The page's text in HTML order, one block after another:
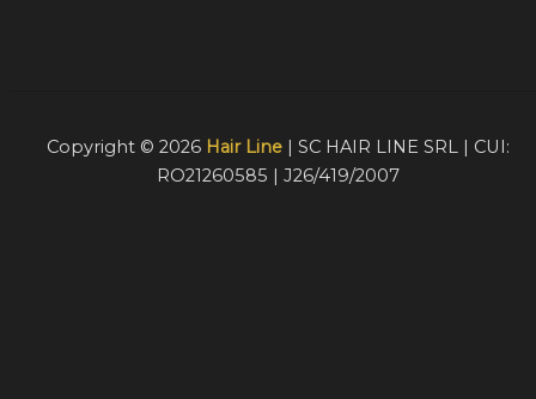
Copyright © 2026 Hair Line| SC HAIR LINE SRL | CUI:
RO21260585 | J26/419/2007